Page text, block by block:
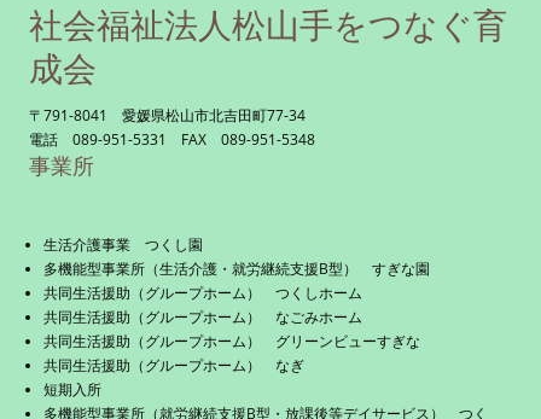
社会福祉法人松山手をつなぐ育
成会
〒791-8041 愛媛県松山市北吉田町77-34
電話 089-951-5331 FAX 089-951-5348
事業所
生活介護事業 つくし園
多機能型事業所（生活介護・就労継続支援B型） すぎな園
共同生活援助（グループホーム） つくしホーム
共同生活援助（グループホーム） なごみホーム
共同生活援助（グループホーム） グリーンビューすぎな
共同生活援助（グループホーム） なぎ
短期入所
多機能型事業所（就労継続支援B型・放課後等デイサービス） つく